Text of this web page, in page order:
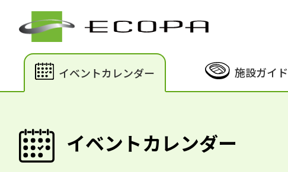
イベントカレンダー 施設ガイド
イベントカレンダー